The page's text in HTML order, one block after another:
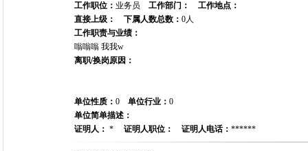
工作职位： 业务员 工作部门：
工作地点：
直接上级：
下属人数总数： 0人
工作职责与业绩：
嗡嗡嗡 我我w
离职/换岗原因：
单位性质： 0 单位行业： 0
单位简单描述：
证明人： * 证明人职位： 证明人电话： ******